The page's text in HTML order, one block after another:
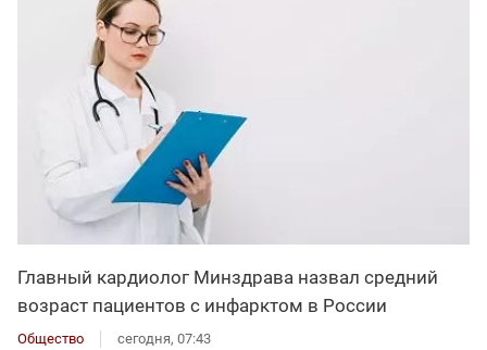
Главный кардиолог Минздрава назвал средний
возраст пациентов с инфарктом в России
Общество сегодня, 07:43